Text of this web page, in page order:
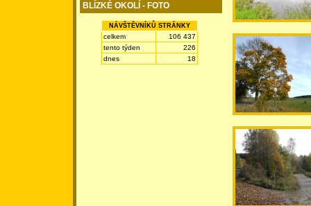
BLÍZKÉ OKOLÍ - FOTO
NÁVŠTĚVNÍKŮ STRÁNKY
celkem
106 437
tento týden
226
dnes
18